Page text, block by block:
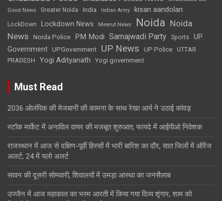
Good News Greater Noida India Indian Army kisan aandolan
LockDown Lockdown News Meerut News Noida Noida
News
Noida Police PM Modi Samajwadi Party Sports
UP
Government UPGovernment UP News UP Police
UTTAR
PRADESH
Yogi Adityanath Yogi government
Must Read
2036 ओलंपिक की मेजबानी की कामना के साथ रेखा आर्य ने उठाई कांवड़
स्टॉक मार्केट में अनाविल वायर की मजबूत शुरुआत, फायदे में आईपीओ निवेशक
राजस्थान में आज से दक्षिण-पूर्वी हिस्सों में भारी बारिश का दौर, सात जिलों में ऑरेंज
अलर्ट; 24 में यलो अलर्ट
सावन की दूसरी सोमवारी, शिवालयों में उमड़ा आस्था का जनसैलाब
उज्जैन में आज महाकाल का भस्म आरती में किया गया दिव्य शृंगार, शाम को